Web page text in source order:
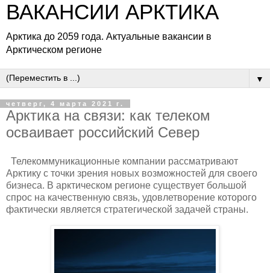
ВАКАНСИИ АРКТИКА
Арктика до 2059 года. Актуальные вакансии в
Арктическом регионе
▼
четверг, 4 марта 2021 г.
Арктика на связи: как телеком
осваивает российский Север
Телекоммуникационные компании рассматривают
Арктику с точки зрения новых возможностей для своего
бизнеса. В арктическом регионе существует большой
спрос на качественную связь, удовлетворение которого
фактически является стратегической задачей страны.